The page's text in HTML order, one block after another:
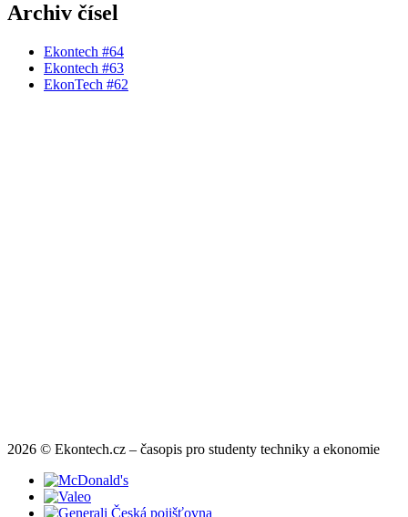
Archiv čísel
Ekontech #64
Ekontech #63
EkonTech #62
2026 © Ekontech.cz – časopis pro studenty techniky a ekonomie